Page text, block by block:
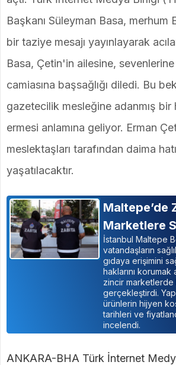
Başkanı Süleyman Basa, merhum
bir taziye mesajı yayınlayarak
Basa, Çetin'in ailesine, sevenlerine
camiasına başsağlığı diledi. Bu
gazetecilik mesleğine adanmış bir
ermesi anlamına geliyor. Erman
meslektaşları tarafından daima
yaşatılacaktır.
Maltepe’de
Marketlere
İstanbul Maltepe
vatandaşların
gıdaya erişimini
haklarını
zincir marketlerde
gerçekleştirdi.
ürünlerin hijyen
tarihleri ve
incelendi.
ANKARA-BHA Türk İnternet